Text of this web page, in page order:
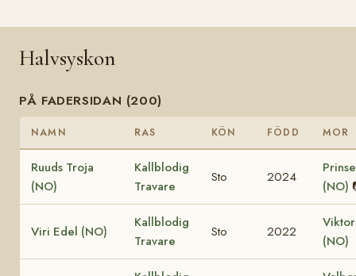
Halvsyskon
PÅ FADERSIDAN (200)
NAMN RAS KÖN FÖDD MOR
Ruuds Troja
(NO)
Kallblodig
Travare
Sto 2024
(NO)
Viri Edel (NO)
Kallblodig
Travare
Sto 2022
(NO)